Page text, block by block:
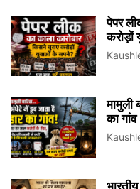
पेपर
मामुली
का गांव